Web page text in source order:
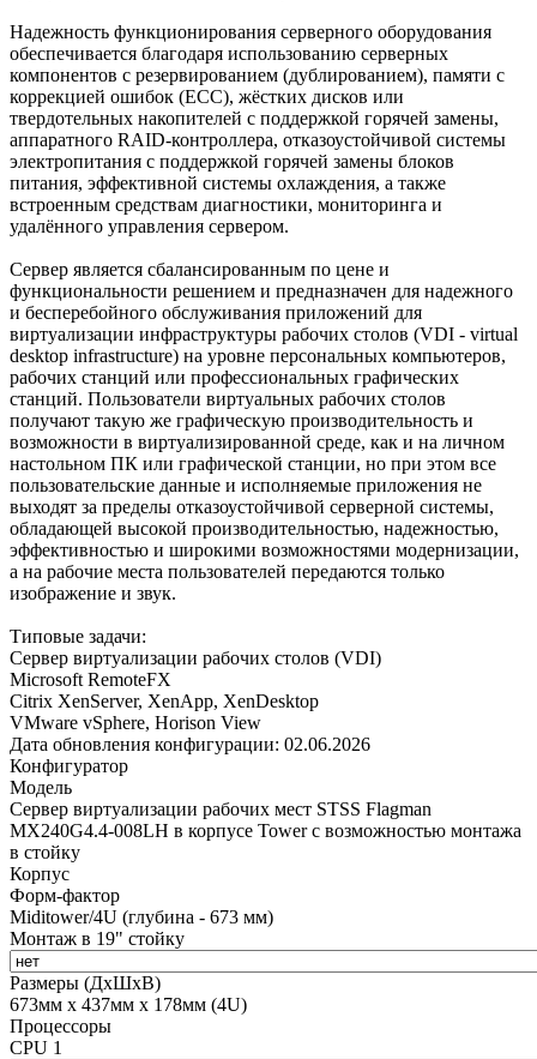
Надежность функционирования серверного оборудования
обеспечивается благодаря использованию серверных
компонентов с резервированием (дублированием), памяти с
коррекцией ошибок (ECC), жёстких дисков или
твердотельных накопителей с поддержкой горячей замены,
аппаратного RAID-контроллера, отказоустойчивой системы
электропитания с поддержкой горячей замены блоков
питания, эффективной системы охлаждения, а также
встроенным средствам диагностики, мониторинга и
удалённого управления сервером.
Сервер является сбалансированным по цене и
функциональности решением и предназначен для надежного
и бесперебойного обслуживания приложений для
виртуализации инфраструктуры рабочих столов (VDI - virtual
desktop infrastructure) на уровне персональных компьютеров,
рабочих станций или профессиональных графических
станций. Пользователи виртуальных рабочих столов
получают такую же графическую производительность и
возможности в виртуализированной среде, как и на личном
настольном ПК или графической станции, но при этом все
пользовательские данные и исполняемые приложения не
выходят за пределы отказоустойчивой серверной системы,
обладающей высокой производительностью, надежностью,
эффективностью и широкими возможностями модернизации,
а на рабочие места пользователей передаются только
изображение и звук.
Типовые задачи:
Сервер виртуализации рабочих столов (VDI)
Microsoft RemoteFX
Citrix XenServer, XenApp, XenDesktop
VMware vSphere, Horison View
Дата обновления конфигурации: 02.06.2026
Конфигуратор
Модель
Сервер виртуализации рабочих мест STSS Flagman
MX240G4.4-008LH в корпусе Tower с возможностью монтажа
в стойку
Корпус
Форм-фактор
Miditower/4U (глубина - 673 мм)
Монтаж в 19" стойку
Размеры (ДхШхВ)
673мм х 437мм х 178мм (4U)
Процессоры
CPU 1